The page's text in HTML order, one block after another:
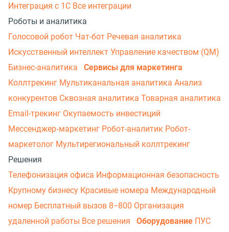
Интеграция с 1С Все интеграции
Роботы и аналитика
Голосовой робот Чат-бот Речевая аналитика
Искусственный интеллект Управление качеством (QM)
Бизнес-аналитика
Сервисы для маркетинга
Коллтрекинг Мультиканальная аналитика Анализ
конкурентов Сквозная аналитика Товарная аналитика
Email-трекинг Окупаемость инвестиций
Мессенджер‑маркетинг Робот-аналитик Робот-
маркетолог Мультирегиональный коллтрекинг
Решения
Телефонизация офиса Информационная безопасность
Крупному бизнесу Красивые номера Международный
номер Бесплатный вызов 8−800 Организация
удаленной работы Все решения Оборудование ПУС